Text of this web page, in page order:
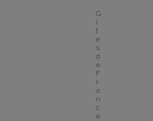
G
î
t
e
s
d
e
F
r
a
n
c
e